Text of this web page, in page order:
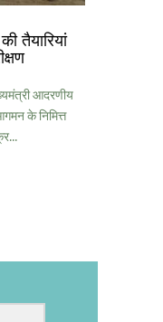
तैयारियां
आदरणीय
के निमित्त